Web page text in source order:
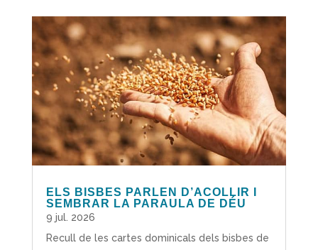
ELS BISBES PARLEN D’ACOLLIR I
SEMBRAR LA PARAULA DE DÉU
9 jul. 2026
Recull de les cartes dominicals dels bisbes de